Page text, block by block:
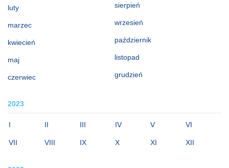
luty
marzec
kwiecień
maj
czerwiec
sierpień
wrzesień
październik
listopad
grudzień
2023
I II III IV V VI
VII VIII IX X XI XII